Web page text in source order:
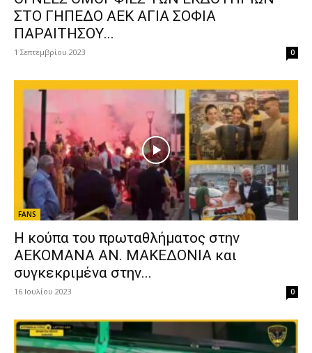
ΣΤΟ ΓΗΠΕΔΟ ΑΕΚ ΑΓΙΑ ΣΟΦΙΑ
ΠΑΡΑΙΤΗΣΟΥ...
1 Σεπτεμβρίου 2023 0
FANS
Η κούπα του πρωταθλήματος στην
ΑΕΚΟΜΑΝΑ ΑΝ. ΜΑΚΕΔΟΝΙΑ και
συγκεκριμένα στην...
16 Ιουλίου 2023 0